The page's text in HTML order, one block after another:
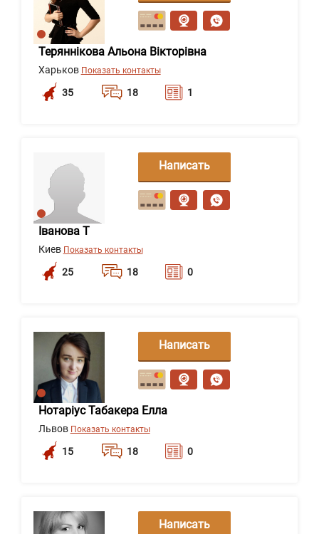
Теряннікова Альона Вікторівна
Харьков Показать контакты
35 18 1
сообщение
Іванова Т
Киев Показать контакты
25 18 0
Написать
сообщение
Нотаріус Табакера Елла
Львов Показать контакты
15 18 0
Написать
сообщение
Написать